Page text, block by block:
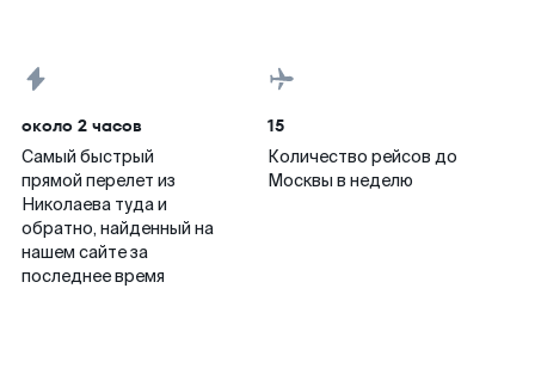
около 2 часов
Самый быстрый
прямой перелет из
Николаева туда и
обратно, найденный на
нашем сайте за
последнее время
15
Количество рейсов до
Москвы в неделю